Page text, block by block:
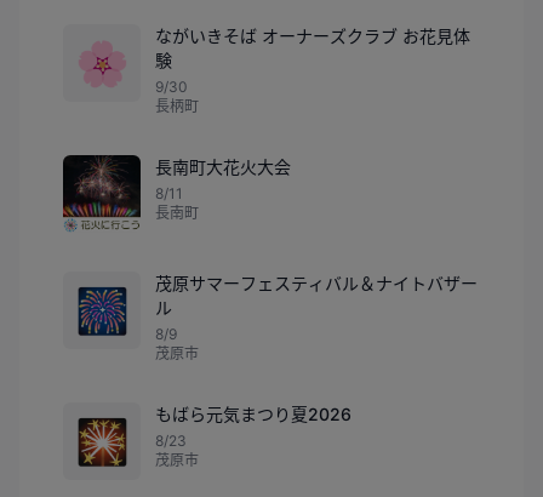
🌸
ながいきそば オーナーズクラブ お花見体
験
9/30
長柄町
長南町大花火大会
8/11
長南町
🎆
茂原サマーフェスティバル＆ナイトバザー
ル
8/9
茂原市
🎇
もばら元気まつり夏2026
8/23
茂原市